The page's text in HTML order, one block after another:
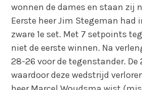
wonnen de dames en staan zij
Eerste heer Jim Stegeman had
zware 1e set. Met 7 setpoints
niet de eerste winnen. Na
28-26 voor de tegenstander. De
waardoor deze wedstrijd